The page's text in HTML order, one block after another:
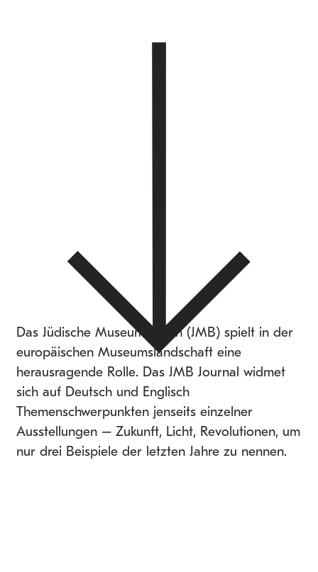
Das Jüdische Museum Berlin (JMB) spielt in der
europäischen Museumslandschaft eine
herausragende Rolle. Das JMB Journal widmet
sich auf Deutsch und Englisch
Themenschwerpunkten jenseits einzelner
Ausstellungen – Zukunft, Licht, Revolutionen, um
nur drei Beispiele der letzten Jahre zu nennen.